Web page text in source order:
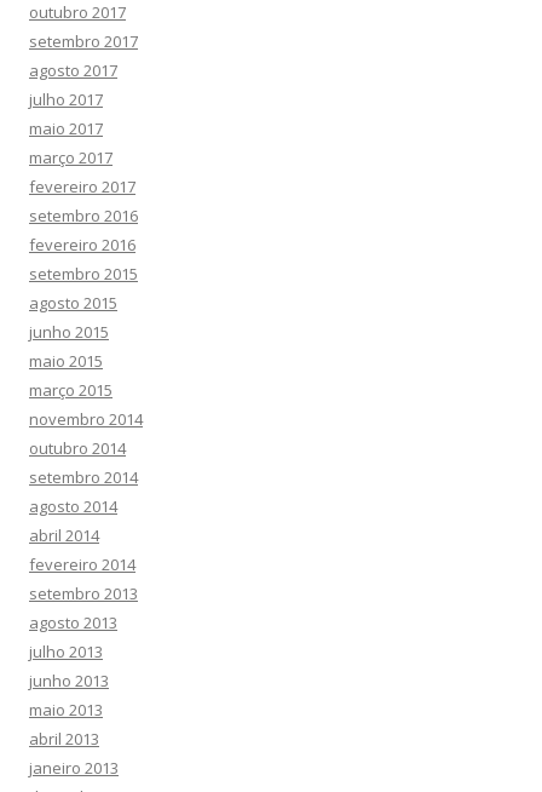
outubro 2017
setembro 2017
agosto 2017
julho 2017
maio 2017
março 2017
fevereiro 2017
setembro 2016
fevereiro 2016
setembro 2015
agosto 2015
junho 2015
maio 2015
março 2015
novembro 2014
outubro 2014
setembro 2014
agosto 2014
abril 2014
fevereiro 2014
setembro 2013
agosto 2013
julho 2013
junho 2013
maio 2013
abril 2013
janeiro 2013